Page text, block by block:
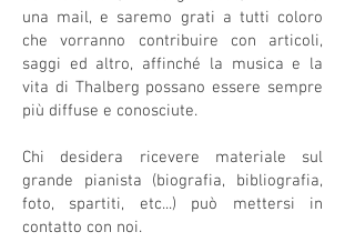
una mail, e saremo grati a tutti coloro
che vorranno contribuire con articoli,
saggi ed altro, affinché la musica e la
vita di Thalberg possano essere sempre
più diffuse e conosciute.
Chi desidera ricevere materiale sul
grande pianista (biografia, bibliografia,
foto, spartiti, etc...) può mettersi in
contatto con noi.